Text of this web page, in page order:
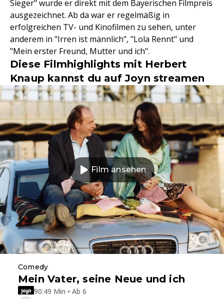
Sieger" wurde er direkt mit dem Bayerischen Filmpreis
ausgezeichnet. Ab da war er regelmäßig in
erfolgreichen TV- und Kinofilmen zu sehen, unter
anderem in "Irren ist männlich", "Lola Rennt" und
"Mein erster Freund, Mutter und ich".
Diese Filmhighlights mit Herbert
Knaup kannst du auf Joyn streamen
Film ansehen
Comedy
Mein Vater, seine Neue und ich
90:49 Min • Ab 6